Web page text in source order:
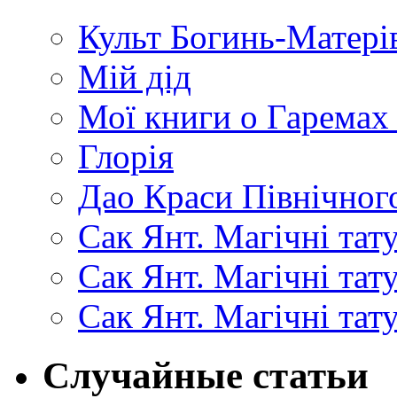
Культ Богинь-
Мій дід
Мої книги о
Глорія
Дао Краси
Сак Янт. Магічні
Сак Янт. Магічні
Сак Янт. Магічні
Случайные статьи